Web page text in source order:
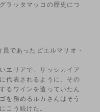
ラッタマッコの歴史につ
であったピエルマリオ・
エリアで、サッシカイア
代表されるように、その
るワインを造っていたん
を務めるルカさんはそう
こう続けた。